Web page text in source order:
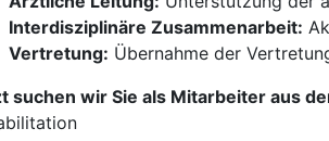
Interdisziplinäre Zusammenarbeit:
Vertretung: Übernahme der
suchen wir Sie als Mitarbeiter aus